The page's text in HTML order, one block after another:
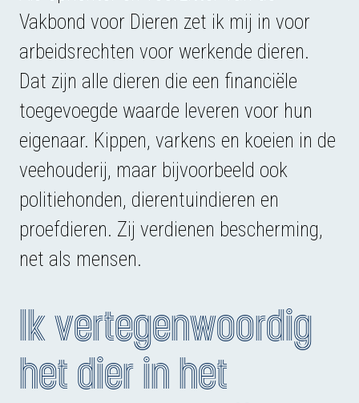
Vakbond voor Dieren zet ik mij in voor
arbeidsrechten voor werkende dieren.
Dat zijn alle dieren die een financiële
toegevoegde waarde leveren voor hun
eigenaar. Kippen, varkens en koeien in de
veehouderij, maar bijvoorbeeld ook
politiehonden, dierentuindieren en
proefdieren. Zij verdienen bescherming,
net als mensen.
Ik vertegenwoordig
het dier in het